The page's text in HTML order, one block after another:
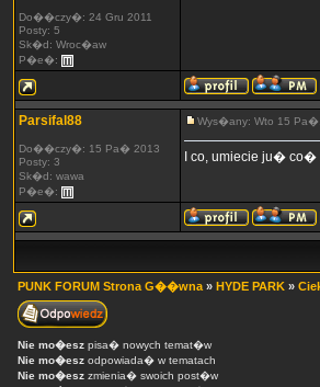
Do��czy�: 24 Gru 2011
Posty: 5
Sk�d: Wroc�aw
P�e�:
Parsifal88
Do��czy�: 15 Pa� 2013
Posty: 3
Sk�d: wawa
P�e�:
Wys�any: Wto 15
I co, umiecie ju�
PUNK FORUM Strona G��wna » HYDE PARK »
Nie mo�esz pisa� nowych temat�w
Nie mo�esz odpowiada� w tematach
Nie mo�esz zmienia� swoich post�w